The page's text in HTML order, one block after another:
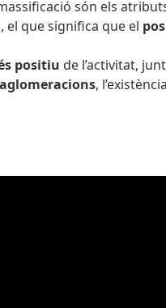
són els
el que significa que el
positiu de l’activitat,
aglomeracions,